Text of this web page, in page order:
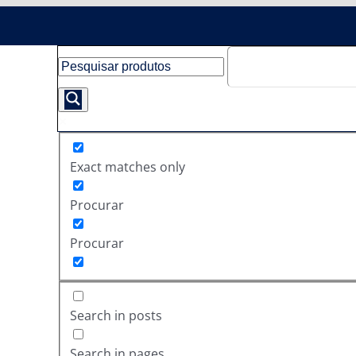
Exact matches only
Procurar
Procurar
Search in posts